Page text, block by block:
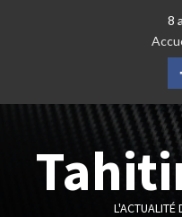
8
L'ACTUALITÉ